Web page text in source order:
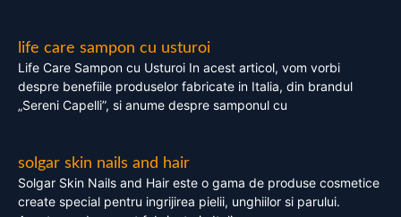
life care sampon cu usturoi
Life Care Sampon cu Usturoi In acest articol, vom vorbi
despre benefiile produselor fabricate in Italia, din brandul
„Sereni Capelli”, si anume despre samponul cu
solgar skin nails and hair
Solgar Skin Nails and Hair este o gama de produse cosmetice
create special pentru ingrijirea pielii, unghiilor si parului.